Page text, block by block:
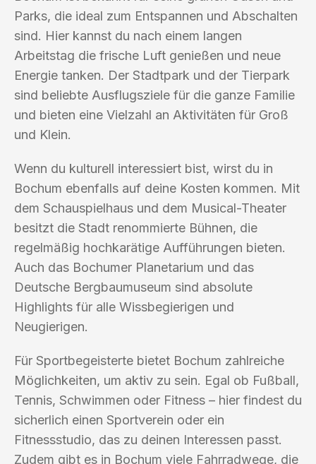
Parks, die ideal zum Entspannen und Abschalten
sind. Hier kannst du nach einem langen
Arbeitstag die frische Luft genießen und neue
Energie tanken. Der Stadtpark und der Tierpark
sind beliebte Ausflugsziele für die ganze Familie
und bieten eine Vielzahl an Aktivitäten für Groß
und Klein.
Wenn du kulturell interessiert bist, wirst du in
Bochum ebenfalls auf deine Kosten kommen. Mit
dem Schauspielhaus und dem Musical-Theater
besitzt die Stadt renommierte Bühnen, die
regelmäßig hochkarätige Aufführungen bieten.
Auch das Bochumer Planetarium und das
Deutsche Bergbaumuseum sind absolute
Highlights für alle Wissbegierigen und
Neugierigen.
Für Sportbegeisterte bietet Bochum zahlreiche
Möglichkeiten, um aktiv zu sein. Egal ob Fußball,
Tennis, Schwimmen oder Fitness – hier findest du
sicherlich einen Sportverein oder ein
Fitnessstudio, das zu deinen Interessen passt.
Zudem gibt es in Bochum viele Fahrradwege, die